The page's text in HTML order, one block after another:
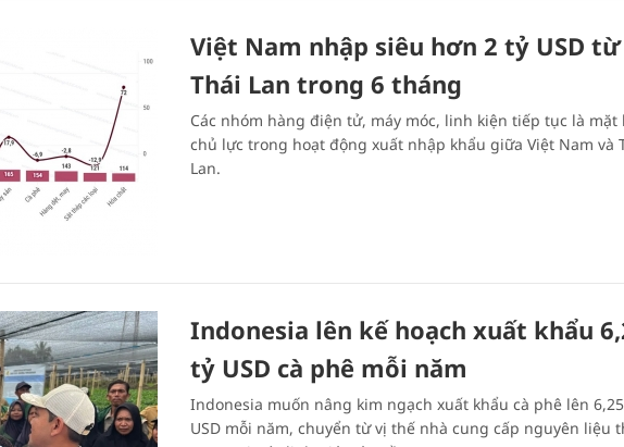
Việt Nam nhập siêu hơn 2 tỷ USD từ
Thái Lan trong 6 tháng
Các nhóm hàng điện tử, máy móc, linh kiện tiếp tục là mặt
chủ lực trong hoạt động xuất nhập khẩu giữa Việt Nam và
Lan.
Indonesia lên kế hoạch xuất khẩu
tỷ USD cà phê mỗi năm
Indonesia muốn nâng kim ngạch xuất khẩu cà phê lên
USD mỗi năm, chuyển từ vị thế nhà cung cấp nguyên liệu